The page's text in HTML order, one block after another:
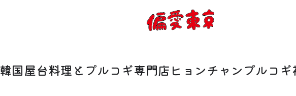
韓国屋台料理とプルコギ専門店ヒョンチャンプルコ